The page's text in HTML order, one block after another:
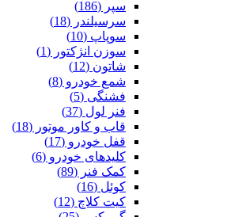
سپر (186)
سرسیلندر (18)
سوپاپ (10)
سوزن انژکتور (1)
شاتون (12)
شمع خودرو (8)
فشنگی (5)
فنر لول (37)
قاب و کاور موتور (18)
قفل خودرو (17)
کلیدهای خودرو (6)
کمک فنر (89)
کوئل (16)
کیت کلاچ (12)